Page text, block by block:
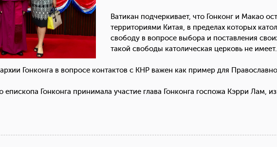
Ватикан подчеркивает, что Гонконг и Макао
территориями Китая, в пределах которых
свободу в вопросе выбора и поставления
такой свободы католическая церковь не имеет.
Гонконга в вопросе контактов с КНР важен как пример для
епископа Гонконга принимала участие глава Гонконга госпожа Кэрри Лам,